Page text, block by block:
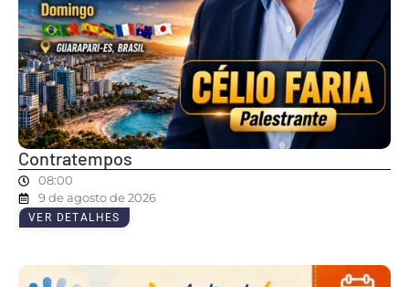
Contratempos
08:00
9 de agosto de 2026
VER DETALHES